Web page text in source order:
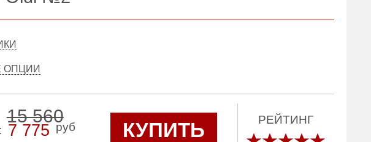
ОПЦИИ
7 775
15 560
руб КУПИТЬ РЕЙТИНГ